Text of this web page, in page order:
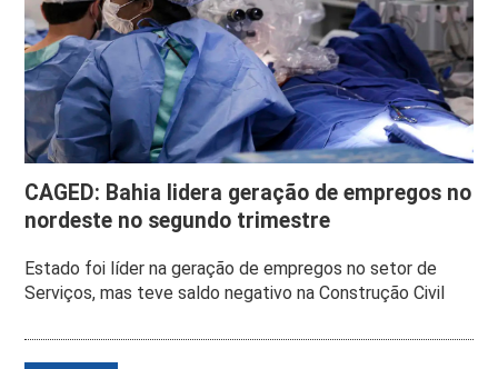
CAGED: Bahia lidera geração de empregos no
nordeste no segundo trimestre
Estado foi líder na geração de empregos no setor de
Serviços, mas teve saldo negativo na Construção Civil